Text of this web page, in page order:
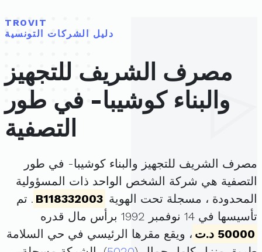
TROVIT
دليل الشركات التونسية
مصرف الشريف للتجهيز
والبناء كوشيبا- في طور
التصفية
مصرف الشريف للتجهيز والبناء كوشيبا- في طور
التصفية هي شركة الشخص الواحد ذات المسؤولية
المحدودة ، مسجلة تحت الهوية B118332003 . تم
تأسيسها في 14 نوفمبر 1992 برأس مال قدره
50000 د.ت
، ويقع مقرها الرئيسي في حي السلامة